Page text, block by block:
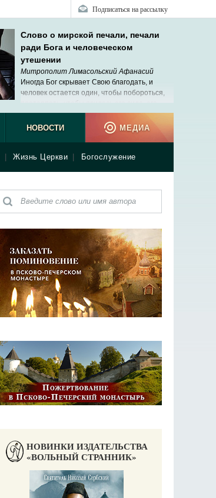
Подписаться на рассылку
Слово о мирской печали, печали
ради Бога и человеческом
утешении
Митрополит Лимасольский Афанасий
Иногда Бог скрывает Свою благодать, и
человек остается один, чтобы побороться,
дерзновение перед Богом.
Жизнь Церкви Богослужение
НОВОСТИ МЕДИА
НОВИНКИ ИЗДАТЕЛЬСТВА
«ВОЛЬНЫЙ СТРАННИК»